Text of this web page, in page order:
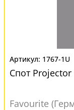
1767-1U
Спот Projector
Favourite